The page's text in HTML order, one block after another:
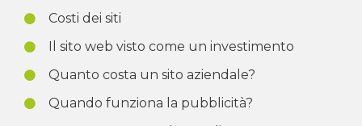
Costi dei siti
Il sito web visto come un investimento
Quanto costa un sito aziendale?
Quando funziona la pubblicità?